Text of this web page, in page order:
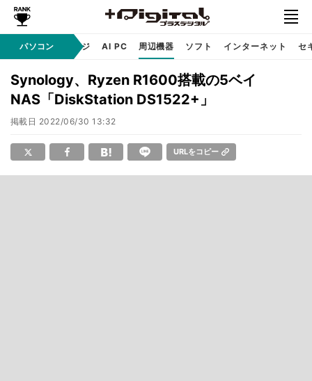
パソコン
自作 / テクノロジ AI PC 周辺機器 ソフト インターネット セ
Synology、Ryzen R1600搭載の5ベイ
NAS「DiskStation DS1522+」
掲載日 2022/06/30 13:32
URLをコピー